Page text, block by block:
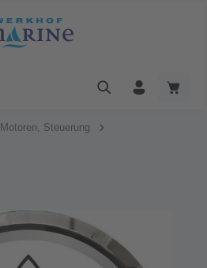
Motoren, Steuerung